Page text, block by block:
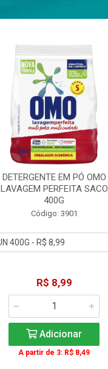
DETERGENTE EM PÓ OMO
LAVAGEM PERFEITA SACO
400G
Código: 3901
R$ 8,99
Adicionar
A partir de 3: R$ 8,49